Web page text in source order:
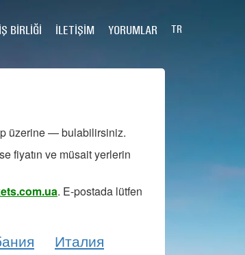
İŞ BIRLIĞI İLETIŞIM YORUMLAR TR
üzerine — bulabilirsiniz.
fiyatın ve müsait yerlerin
. E-postada lütfen
Италия